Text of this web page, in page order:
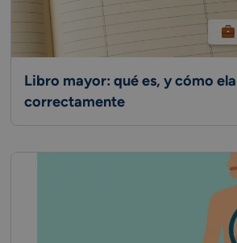
Libro mayor: qué es, y cómo
correctamente